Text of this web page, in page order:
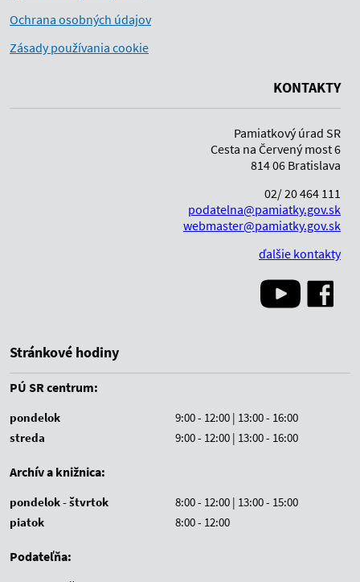
Ochrana osobných údajov
Zásady používania cookie
KONTAKTY
Pamiatkový úrad SR
Cesta na Červený most 6
814 06 Bratislava
02/ 20 464 111
podatelna@pamiatky.gov.sk
webmaster@pamiatky.gov.sk
ďalšie kontakty
Stránkové hodiny
PÚ SR centrum:
pondelok
9:00 - 12:00 | 13:00 - 16:00
streda
9:00 - 12:00 | 13:00 - 16:00
Archív a knižnica:
pondelok - štvrtok
8:00 - 12:00 | 13:00 - 15:00
piatok
8:00 - 12:00
Podateľňa: